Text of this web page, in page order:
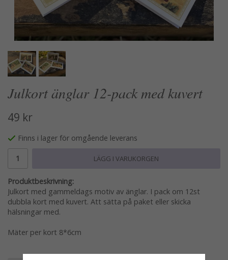
Julkort änglar 12-pack med kuvert
49 kr
Finns i lager för omgående leverans
LÄGG I VARUKORGEN
Produktbeskrivning:
Julkort med gammeldags motiv av änglar. I pack om 12st
dubbla kort med kuvert. Att sätta på paket eller skicka
hälsningar med.
Mäter per kort 8*6cm